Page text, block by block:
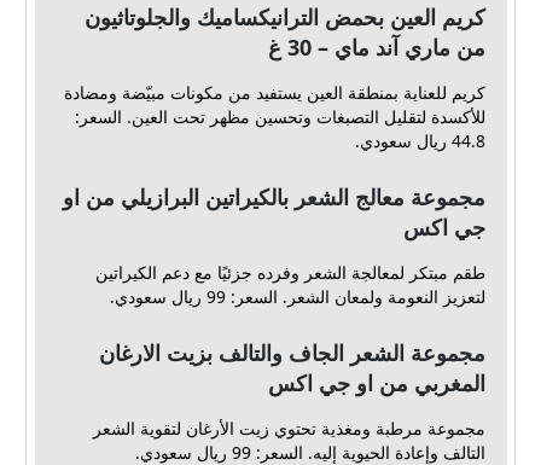
كريم العين بحمض الترانيكساميك والجلوتاثيون
من ماري آند ماي – 30 غ
كريم للعناية بمنطقة العين يستفيد من مكونات مبيّضة ومضادة
للأكسدة لتقليل التصبغات وتحسين مظهر تحت العين. السعر:
44.8 ريال سعودي.
مجموعة معالج الشعر بالكيراتين البرازيلي من او
جي اكس
طقم مبتكر لمعالجة الشعر وفرده جزئيًا مع دعم الكيراتين
لتعزيز النعومة ولمعان الشعر. السعر: 99 ريال سعودي.
مجموعة الشعر الجاف والتالف بزيت الارغان
المغربي من او جي اكس
مجموعة مرطبة ومغذية تحتوي زيت الأرغان لتقوية الشعر
التالف وإعادة الحيوية إليه. السعر: 99 ريال سعودي.